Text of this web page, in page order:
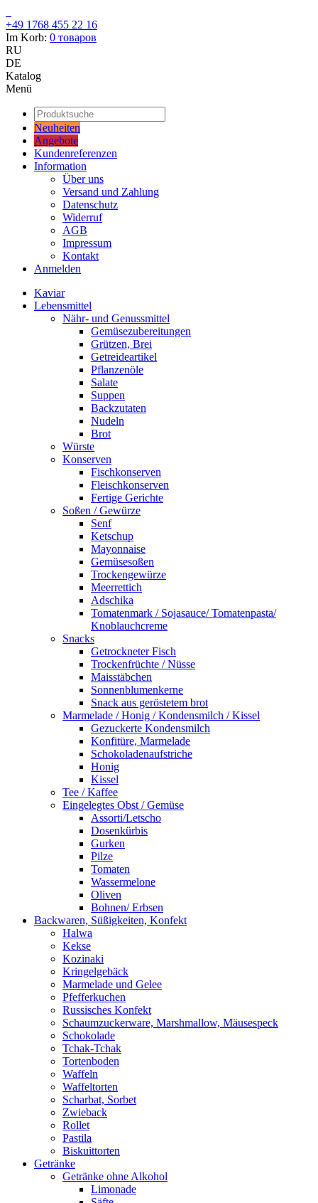
+49 1768 455 22 16
Im Korb: 0 товаров
RU
DE
Katalog
Menü
Neuheiten
Angebote
Kundenreferenzen
Information
Über uns
Versand und Zahlung
Datenschutz
Widerruf
AGB
Impressum
Kontakt
Anmelden
Kaviar
Lebensmittel
Nähr- und Genussmittel
Gemüsezubereitungen
Grützen, Brei
Getreideartikel
Pflanzenöle
Salate
Suppen
Backzutaten
Nudeln
Brot
Würste
Konserven
Fischkonserven
Fleischkonserven
Fertige Gerichte
Soßen / Gewürze
Senf
Ketschup
Mayonnaise
Gemüsesoßen
Trockengewürze
Meerrettich
Adschika
Tomatenmark / Sojasauce/ Tomatenpasta/
Knoblauchcreme
Snacks
Getrockneter Fisch
Trockenfrüchte / Nüsse
Maisstäbchen
Sonnenblumenkerne
Snack aus geröstetem brot
Marmelade / Honig / Kondensmilch / Kissel
Gezuckerte Kondensmilch
Konfitüre, Marmelade
Schokoladenaufstriche
Honig
Kissel
Tee / Kaffee
Eingelegtes Obst / Gemüse
Assorti/Letscho
Dosenkürbis
Gurken
Pilze
Tomaten
Wassermelone
Oliven
Bohnen/ Erbsen
Backwaren, Süßigkeiten, Konfekt
Halwa
Kekse
Kozinaki
Kringelgebäck
Marmelade und Gelee
Pfefferkuchen
Russisches Konfekt
Schaumzuckerware, Marshmallow, Mäusespeck
Schokolade
Tchak-Tchak
Tortenboden
Waffeln
Waffeltorten
Scharbat, Sorbet
Zwieback
Rollet
Pastila
Biskuittorten
Getränke
Getränke ohne Alkohol
Limonade